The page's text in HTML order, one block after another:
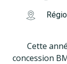
Cette
concession